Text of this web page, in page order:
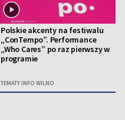
Polskie akcenty na festiwalu
„ConTempo”. Performance
„Who Cares” po raz pierwszy w
programie
TEMATY INFO WILNO